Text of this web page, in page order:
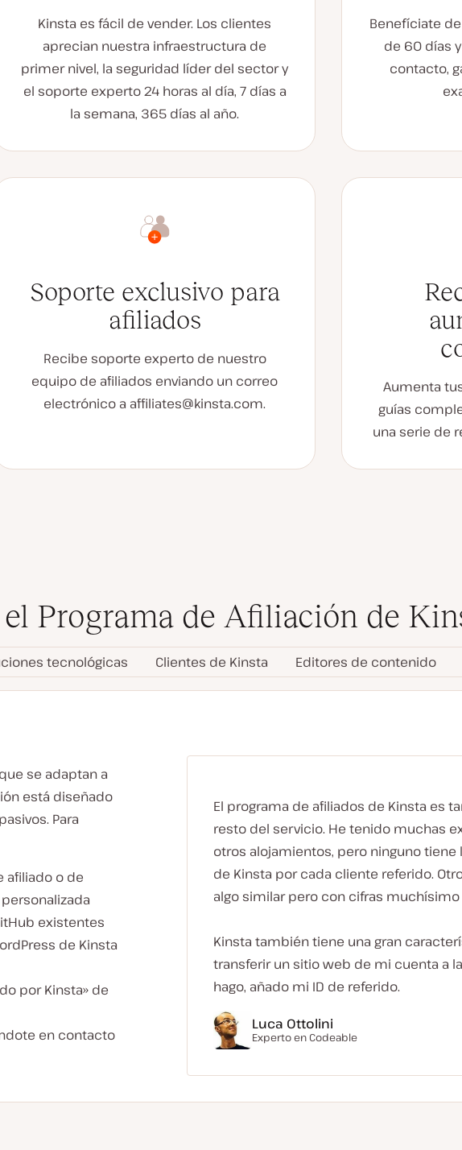
Kinsta es fácil de vender. Los clientes
aprecian nuestra infraestructura de
primer nivel, la seguridad líder del sector y
el soporte experto 24 horas al día, 7 días a
la semana, 365 días al año.
Benefíciate
de 60 días
contacto,
Soporte exclusivo para
afiliados
Recibe soporte experto de nuestro
equipo de afiliados enviando un correo
electrónico a affiliates@kinsta.com.
Aumenta
guías
una serie de
el Programa de Afiliación de
tecnológicas Clientes de Kinsta Editores de contenido
El programa de afiliados de Kinsta es
resto del servicio. He tenido muchas
otros alojamientos, pero ninguno
de Kinsta por cada cliente referido.
algo similar pero con cifras muchísimo
Kinsta también tiene una gran
transferir un sitio web de mi cuenta a
hago, añado mi ID de referido.
Luca Ottolini
Experto en Codeable
se adaptan a
está diseñado
Para
afiliado o de
existentes
de Kinsta
por Kinsta» de
en contacto